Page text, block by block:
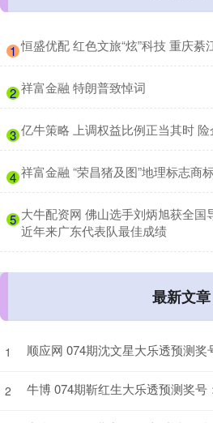
1 恒盛优配 红色文旅“炫”科技 重庆綦
2 ​祥富金融 特朗普致悼词
3 亿牛策略 上调权益比例正当其时 险
4 祥富金融 “荣昌猪及图”地理标志商
5 大牛配资网 佛山选手刘炳旭获全国
近年来广东代表队最佳成绩
最新文章
1 顺应网 074期沈文星大乐透预测奖
2 牛博 074期靳红生大乐透预测奖号